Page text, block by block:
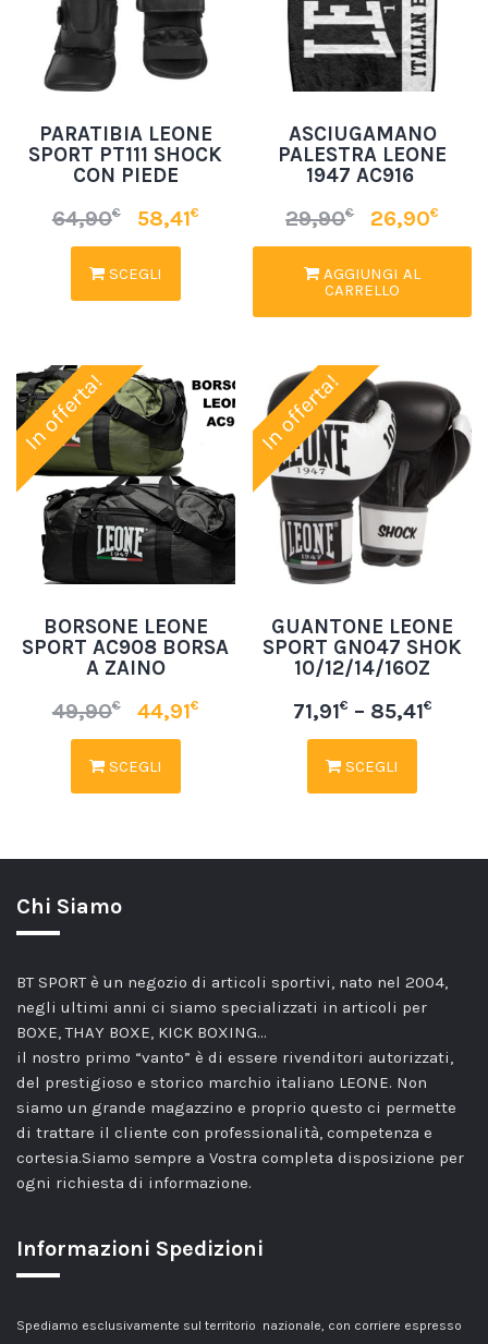
PARATIBIA LEONE
SPORT PT111 SHOCK
CON PIEDE
64,90€ 58,41€
SCEGLI
ASCIUGAMANO
PALESTRA LEONE
1947 AC916
29,90€ 26,90€
AGGIUNGI AL
CARRELLO
In offerta!
BORSONE LEONE
SPORT AC908 BORSA
A ZAINO
49,90€ 44,91€
SCEGLI
In offerta!
GUANTONE LEONE
SPORT GN047 SHOK
10/12/14/16OZ
71,91€ – 85,41€
SCEGLI
Chi Siamo
BT SPORT è un negozio di articoli sportivi, nato nel 2004,
negli ultimi anni ci siamo specializzati in articoli per
BOXE, THAY BOXE, KICK BOXING…
il nostro primo “vanto” è di essere rivenditori autorizzati,
del prestigioso e storico marchio italiano LEONE. Non
siamo un grande magazzino e proprio questo ci permette
di trattare il cliente con professionalità, competenza e
cortesia.Siamo sempre a Vostra completa disposizione per
ogni richiesta di informazione.
Informazioni Spedizioni
Spediamo esclusivamente sul territorio nazionale, con corriere espresso